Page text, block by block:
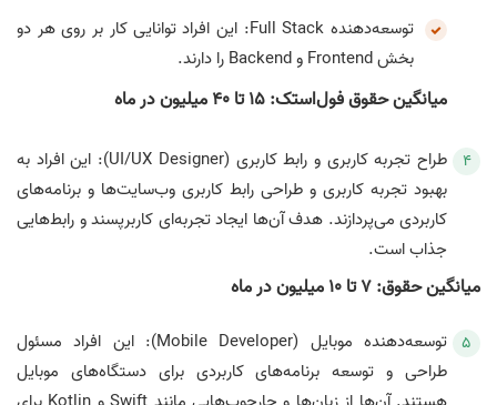
توسعه‌دهنده Full Stack: این افراد توانایی کار بر روی هر دو
بخش Frontend و Backend را دارند.
میانگین حقوق فول‌استک: 15 تا 40 میلیون در ماه
طراح تجربه کاربری و رابط کاربری (UI/UX Designer): این افراد به
بهبود تجربه کاربری و طراحی رابط کاربری وب‌سایت‌ها و برنامه‌های
کاربردی می‌پردازند. هدف آن‌ها ایجاد تجربه‌ای کاربرپسند و رابط‌هایی
جذاب است.
میانگین حقوق: 7 تا 10 میلیون در ماه
توسعه‌دهنده موبایل (Mobile Developer): این افراد مسئول
طراحی و توسعه برنامه‌های کاربردی برای دستگاه‌های موبایل